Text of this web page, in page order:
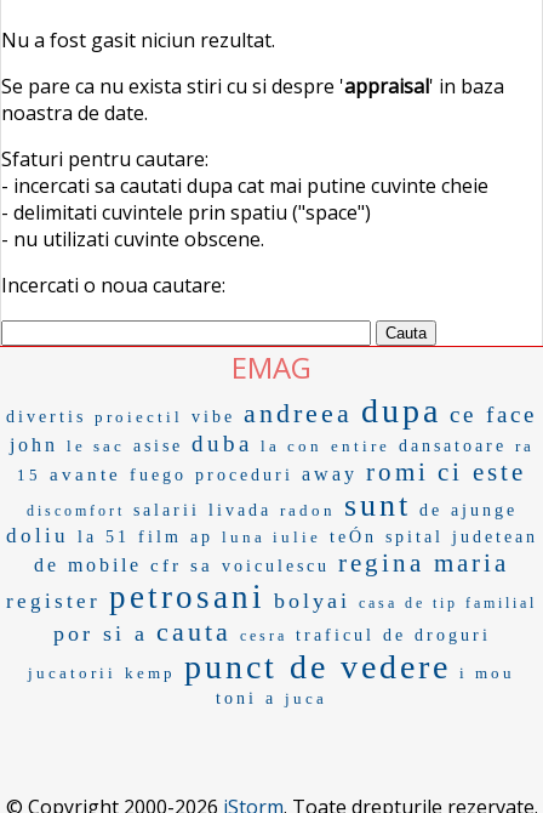
Nu a fost gasit niciun rezultat.
Se pare ca nu exista stiri cu si despre 'appraisal' in baza
noastra de date.
Sfaturi pentru cautare:
- incercati sa cautati dupa cat mai putine cuvinte cheie
- delimitati cuvintele prin spatiu ("space")
- nu utilizati cuvinte obscene.
Incercati o noua cautare:
EMAG
divertis proiectil vibe andreea dupa ce face
john le sac asise duba la con entire dansatoare
ra
15
avante fuego proceduri away romi ci este
discomfort salarii livada radon sunt de ajunge
doliu la 51 film ap luna iulie teÓn spital judetean
de mobile cfr sa voiculescu regina maria
register petrosani bolyai casa de tip familial
por si a cauta cesra traficul de droguri
jucatorii kemp punct de vedere
i mou
toni a
juca
© Copyright 2000-2026 iStorm. Toate drepturile rezervate.